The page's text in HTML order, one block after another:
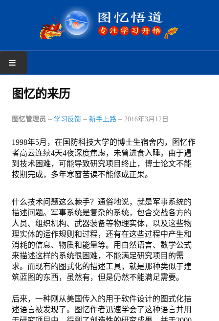
首页
读者反馈
图忆课程
图忆第一册
图忆第二册上
图忆第二册下
图忆第三册
购买
购物车
图忆的来历
图忆管理员 学习反馈 新手上路 2016年3月12日
1998年5月，在国防科技大学的博士生宿舍内，图忆作
者高云连续4天4夜深度焦虑，未曾进食入睡。由于遇
到技术困难，可能导致研究项目终止，博士论文不能
按期完成，多年寒窗苦读不能修成正果。
什么技术问题这么棘手？通俗地说，就是军事系统的
描述问题。军事系统是复杂的系统，包含交战各方的
人员、组织机构、武器装备等物理实体，以及这些物
理实体的运作规则和过程，还有在这些过程中产生和
消耗的信息、物质和能量等。用自然语言、数学公式
来描述这样的系统很困难，不能满足研究项目的需
求。而现有的图式化的描述工具，就是那种类似于建
筑蓝图的东西，虽然有，但是仍然不能满足需要。
后来，一种刚从美国传入的用于软件设计的图式化描
述语言被发现了。图忆作者迅速学会了这种语言并用